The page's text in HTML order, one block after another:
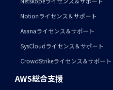
Notionライセンス＆サポート
Asanaライセンス＆サポート
SysCloudライセンス＆サポート
CrowdStrikeライセンス＆サポート
AWS総合支援